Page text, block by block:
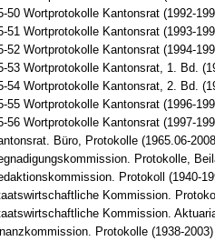
50 Wortprotokolle Kantonsrat (1992-
51 Wortprotokolle Kantonsrat (1993-
52 Wortprotokolle Kantonsrat (1994-
53 Wortprotokolle Kantonsrat, 1. Bd.
54 Wortprotokolle Kantonsrat, 2. Bd.
55 Wortprotokolle Kantonsrat (1996-
56 Wortprotokolle Kantonsrat (1997-
Büro, Protokolle (1965.06-
Protokolle,
Protokoll (1940-
Kommission.
Kommission.
Protokolle (1938-2003)